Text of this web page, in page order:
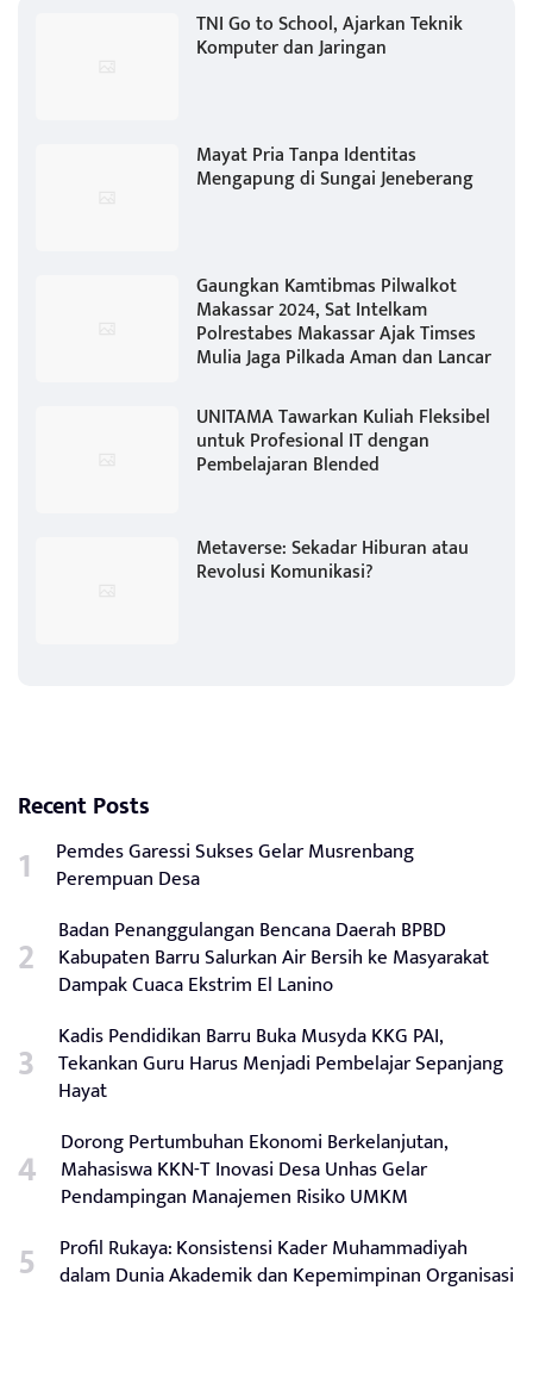
TNI Go to School, Ajarkan Teknik
Komputer dan Jaringan
Mayat Pria Tanpa Identitas
Mengapung di Sungai Jeneberang
Gaungkan Kamtibmas Pilwalkot
Makassar 2024, Sat Intelkam
Polrestabes Makassar Ajak Timses
Mulia Jaga Pilkada Aman dan Lancar
UNITAMA Tawarkan Kuliah Fleksibel
untuk Profesional IT dengan
Pembelajaran Blended
Metaverse: Sekadar Hiburan atau
Revolusi Komunikasi?
Recent Posts
Pemdes Garessi Sukses Gelar Musrenbang
Perempuan Desa
Badan Penanggulangan Bencana Daerah BPBD
Kabupaten Barru Salurkan Air Bersih ke Masyarakat
Dampak Cuaca Ekstrim El Lanino
Kadis Pendidikan Barru Buka Musyda KKG PAI,
Tekankan Guru Harus Menjadi Pembelajar Sepanjang
Hayat
Dorong Pertumbuhan Ekonomi Berkelanjutan,
Mahasiswa KKN-T Inovasi Desa Unhas Gelar
Pendampingan Manajemen Risiko UMKM
Profil Rukaya: Konsistensi Kader Muhammadiyah
dalam Dunia Akademik dan Kepemimpinan Organisasi